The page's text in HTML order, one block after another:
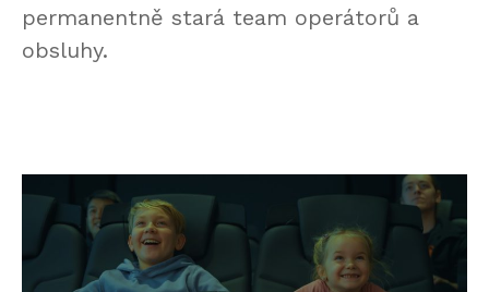
permanentně stará team operátorů a
obsluhy.